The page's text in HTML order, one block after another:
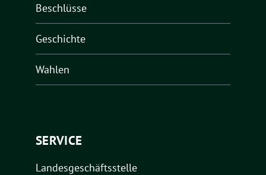
Beschlüsse
Geschichte
Wahlen
SERVICE
Landesgeschäftsstelle